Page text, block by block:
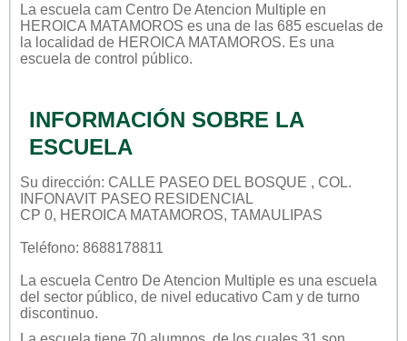
La escuela cam Centro De Atencion Multiple en
HEROICA MATAMOROS es una de las 685 escuelas de
la localidad de HEROICA MATAMOROS. Es una
escuela de control público.
INFORMACIÓN SOBRE LA
ESCUELA
Su dirección: CALLE PASEO DEL BOSQUE , COL.
INFONAVIT PASEO RESIDENCIAL
CP 0, HEROICA MATAMOROS, TAMAULIPAS
Teléfono: 8688178811
La escuela Centro De Atencion Multiple es una escuela
del sector público, de nivel educativo Cam y de turno
discontinuo.